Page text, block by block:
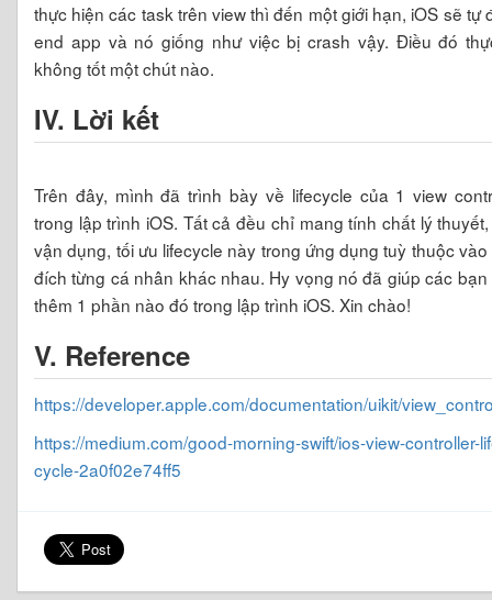
thực hiện các task trên view thì đến một giới hạn, iOS sẽ tự
end app và nó giống như việc bị crash vậy. Điều đó
không tốt một chút nào.
IV. Lời kết
Trên đây, mình đã trình bày về lifecycle của 1 view
trong lập trình iOS. Tất cả đều chỉ mang tính chất lý
vận dụng, tối ưu lifecycle này trong ứng dụng tuỳ thuộc vào
đích từng cá nhân khác nhau. Hy vọng nó đã giúp các bạn
thêm 1 phần nào đó trong lập trình iOS. Xin chào!
V. Reference
https://developer.apple.com/documentation/uikit/
https://medium.com/good-morning-swift/ios-view-controller-
cycle-2a0f02e74ff5